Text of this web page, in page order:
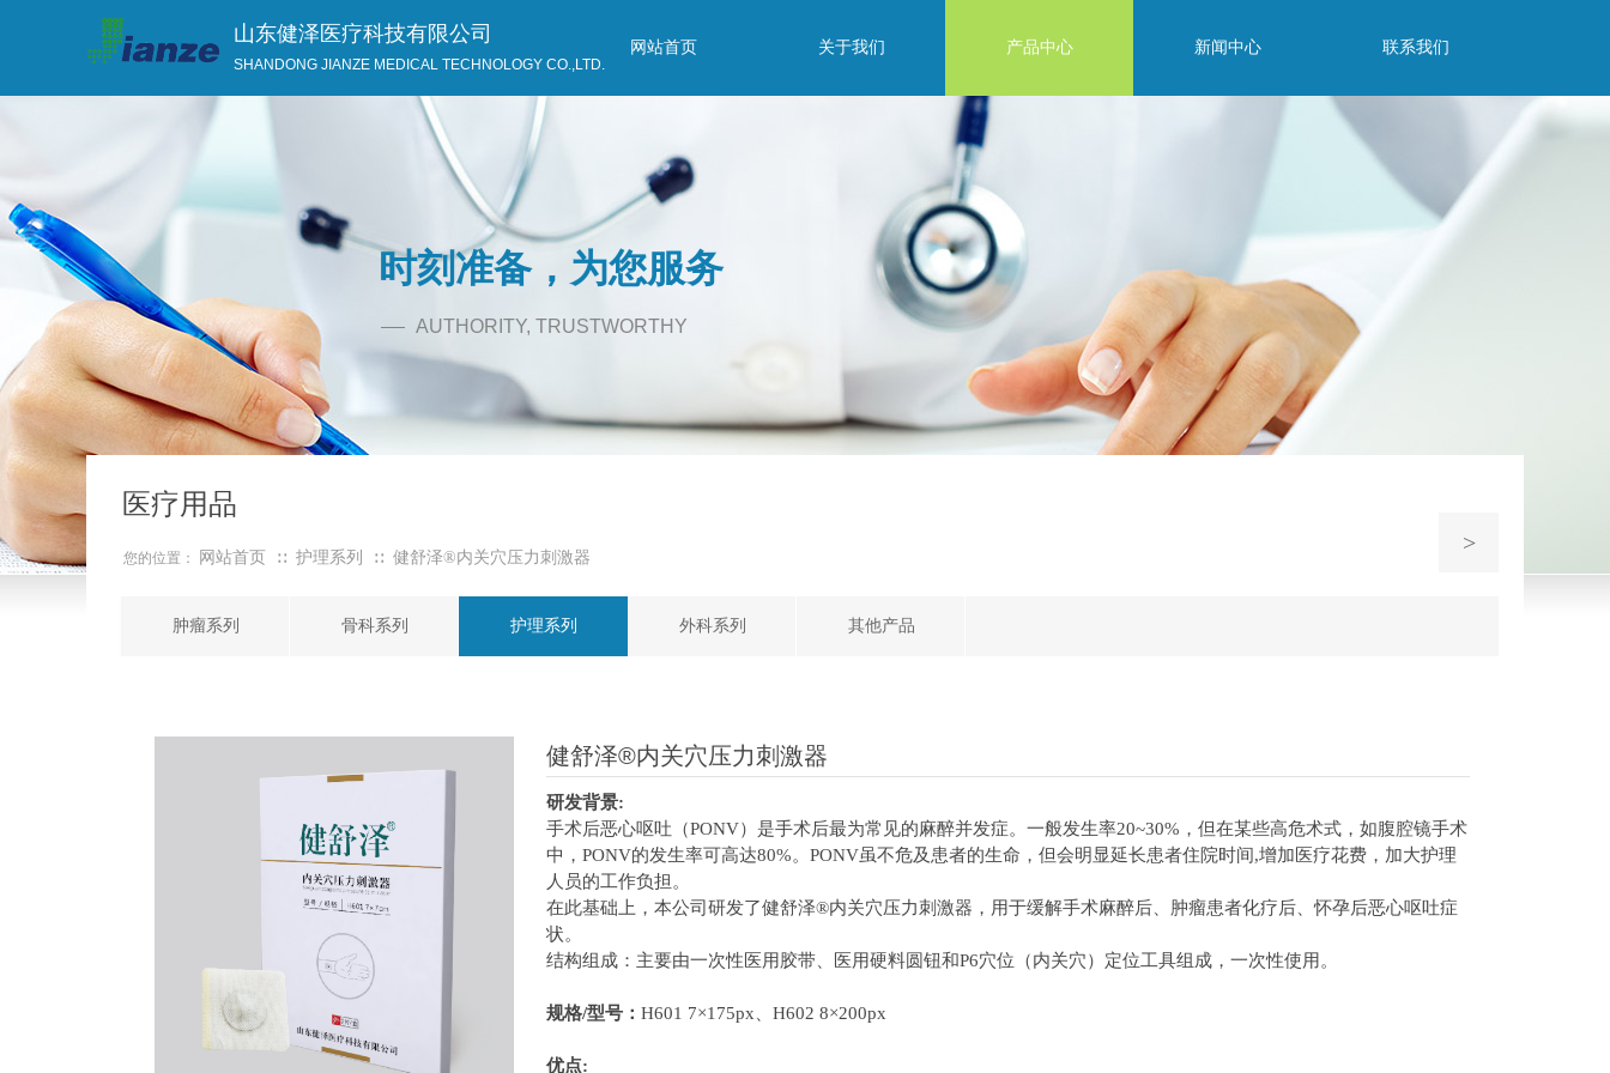
山东健泽医疗科技有限公司
网站首页 关于我们 产品中心 新闻中心 联系我们
SHANDONG JIANZE MEDICAL TECHNOLOGY CO.,LTD.
时刻准备，为您服务
AUTHORITY, TRUSTWORTHY
肿瘤系列 骨科系列 护理系列 外科系列 其他产品
网站首页 ∷ 护理系列 ∷ 健舒泽®内关穴压力刺激器
您的位置：
>
医疗用品
健舒泽®内关穴压力刺激器
研发背景:
手术后恶心呕吐（PONV）是手术后最为常见的麻醉并发症。一般发生率20~30%，但在某些高危术式，如腹腔镜手术
中，PONV的发生率可高达80%。PONV虽不危及患者的生命，但会明显延长患者住院时间,增加医疗花费，加大护理
人员的工作负担。
在此基础上，本公司研发了健舒泽®内关穴压力刺激器，用于缓解手术麻醉后、肿瘤患者化疗后、怀孕后恶心呕吐症
状。
结构组成：主要由一次性医用胶带、医用硬料圆钮和P6穴位（内关穴）定位工具组成，一次性使用。
规格/型号： H601 7×175px、H602 8×200px
优点: